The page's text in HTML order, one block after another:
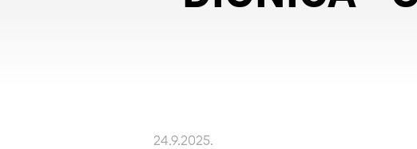
24.9.2025.